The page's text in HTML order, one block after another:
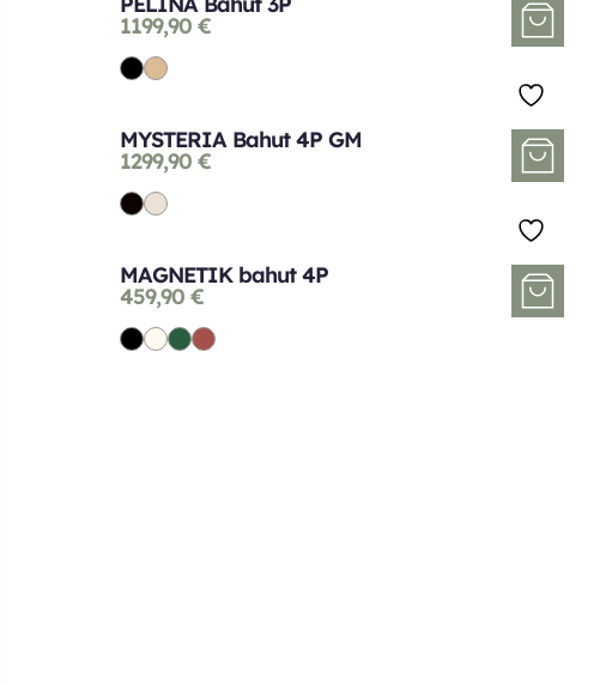
1199,90 €
MYSTERIA Bahut 4P GM
1299,90 €
MAGNETIK bahut 4P
459,90 €